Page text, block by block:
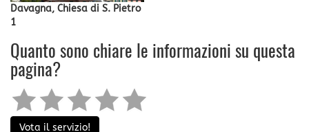
Davagna, Chiesa di S. Pietro
1
Quanto sono chiare le informazioni su questa
pagina?
Vota il servizio!